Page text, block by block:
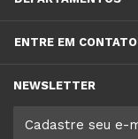
ENTRE EM CONTATO
NEWSLETTER